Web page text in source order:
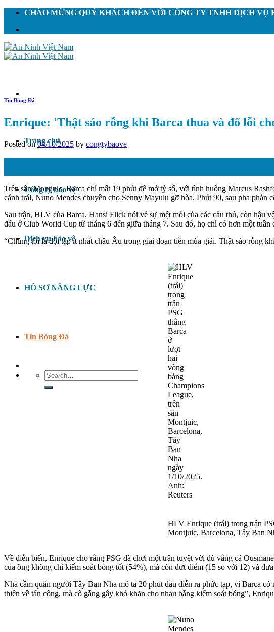
Skip
content
CHÀO MỪNG QUÝ KHÁCH ĐẾN VỚI CÔNG TY TNHH DỊCH
Trang chủ
Công ty bảo vệ
Dịch vụ bảo vệ
HỒ SƠ NĂNG LỰC
Tin Bóng Đá
Search
for:
Tin Bóng Đá
Enrique: 'Thật sáo rỗng khi Barca thua và đổ lỗi
Posted on04/10/2025 by congtybaove
Trên sân Montjuic, Barca chỉ mất 19 phút để mở tỷ số, với tình huống Marcus
cánh trái, Nuno Mendes chuyền cho Senny Mayulu gỡ hòa. Phút 90, sau pha
Sau trận, HLV của Barca, Hansi Flick nói về sự mệt mỏi của các cầu thủ, còn hậu
đấu ở Club World Cup từ tháng 6 đến giữa tháng 7. Sau đó, họ chỉ có hơn một
“Chúng tôi là đội tập ít nhất châu Âu trong giai đoạn tiền mùa giải. Thật sáo rỗng
HLV Enrique (trái) trong trận
Montjuic, Barcelona, Tây Ban
Về diễn biến, Enrique cho rằng PSG đã chơi một trận tuyệt vời dù vắng cả
của ông không chỉ kiểm soát bóng tốt (54%), mà còn dứt điểm (15 so với 12) và
Nhà cầm quân người Tây Ban Nha mô tả 20 phút đầu diễn ra phức tạp, vì Barca
thiên về tấn công, mà cố gắng gây khó khăn cho nhau bằng kiểm soát bóng”,